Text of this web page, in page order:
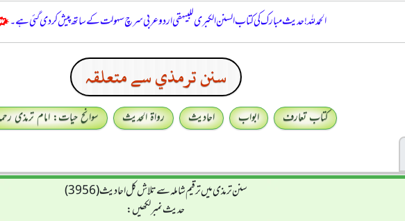
الحمدللہ! حدیث مبارک کی کتاب السنن الكبرى للبيهقي اردو عربی سرچ سہولت کے ساتھ پیش کر دی گئی ہے۔
سنن ترمذي سے متعلقہ
کتاب تعارف ابواب احادیث رواۃ الحدیث
سوانح حیات: امام ترمذی
سنن ترمذی میں ترقیم شاملہ سے تلاش کل احادیث (3956)
حدیث نمبر لکھیں: